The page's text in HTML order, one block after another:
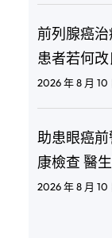
前列腺癌
患者若何改
2026 年 8 月 10
助患眼癌
康檢查 醫
2026 年 8 月 10